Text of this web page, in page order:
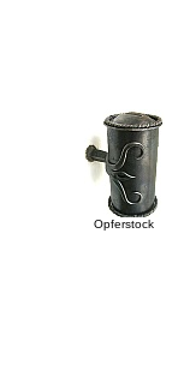
Opferstock